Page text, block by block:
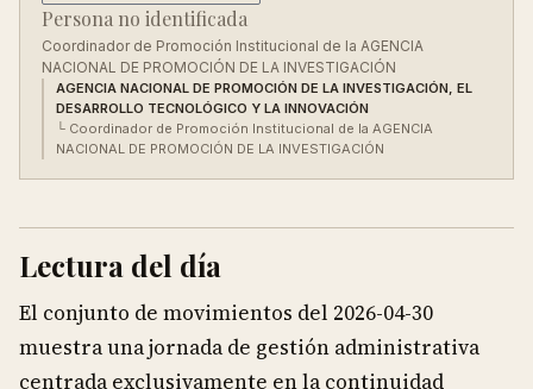
Persona no identificada
Coordinador de Promoción Institucional de la AGENCIA
NACIONAL DE PROMOCIÓN DE LA INVESTIGACIÓN
AGENCIA NACIONAL DE PROMOCIÓN DE LA INVESTIGACIÓN, EL
DESARROLLO TECNOLÓGICO Y LA INNOVACIÓN
└ Coordinador de Promoción Institucional de la AGENCIA
NACIONAL DE PROMOCIÓN DE LA INVESTIGACIÓN
Lectura del día
El conjunto de movimientos del 2026-04-30
muestra una jornada de gestión administrativa
centrada exclusivamente en la continuidad